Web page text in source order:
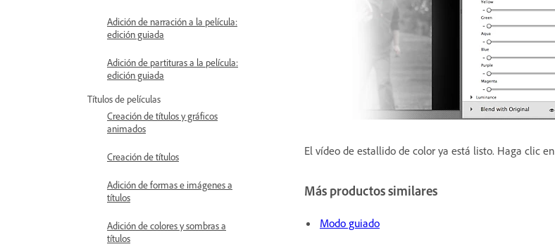
Adición de narración a la película:
edición guiada
Adición de partituras a la película:
edición guiada
Títulos de películas
Creación de títulos y gráficos
animados
Creación de títulos
Adición de formas e imágenes a
títulos
Adición de colores y sombras a
títulos
El vídeo de estallido de color ya está listo. Haga clic en
Más productos similares
Modo guiado